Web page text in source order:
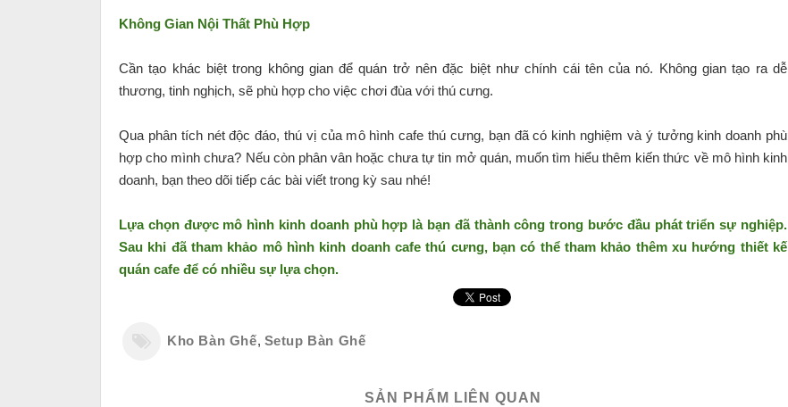
Không Gian Nội Thất Phù Hợp
Cần tạo khác biệt trong không gian để quán trở nên đặc biệt như chính cái tên của nó. Không gian tạo ra dễ
thương, tinh nghịch, sẽ phù hợp cho việc chơi đùa với thú cưng.
Qua phân tích nét độc đáo, thú vị của mô hình cafe thú cưng, bạn đã có kinh nghiệm và ý tưởng kinh doanh phù
hợp cho mình chưa? Nếu còn phân vân hoặc chưa tự tin mở quán, muốn tìm hiểu thêm kiến thức về mô hình kinh
doanh, bạn theo dõi tiếp các bài viết trong kỳ sau nhé!
Lựa chọn được mô hình kinh doanh phù hợp là bạn đã thành công trong bước đầu phát triển sự nghiệp.
Sau khi đã tham khảo mô hình kinh doanh cafe thú cưng, bạn có thể tham khảo thêm xu hướng thiết kế
quán cafe để có nhiều sự lựa chọn.
Kho Bàn Ghế, Setup Bàn Ghế
SẢN PHẨM LIÊN QUAN